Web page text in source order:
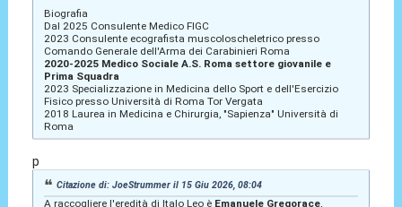
Biografia
Dal 2025 Consulente Medico FIGC
2023 Consulente ecografista muscoloscheletrico presso
Comando Generale dell'Arma dei Carabinieri Roma
2020-2025 Medico Sociale A.S. Roma settore giovanile e
Prima Squadra
2023 Specializzazione in Medicina dello Sport e dell'Esercizio
Fisico presso Università di Roma Tor Vergata
2018 Laurea in Medicina e Chirurgia, "Sapienza" Università di
Roma
p
Citazione di: JoeStrummer il 15 Giu 2026, 08:04
A raccogliere l'eredità di Italo Leo è Emanuele Gregorace,